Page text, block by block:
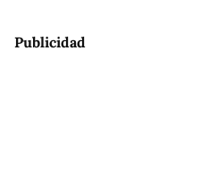
Publicidad